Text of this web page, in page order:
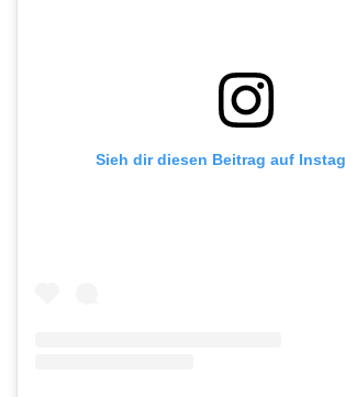
Sieh dir diesen Beitrag auf